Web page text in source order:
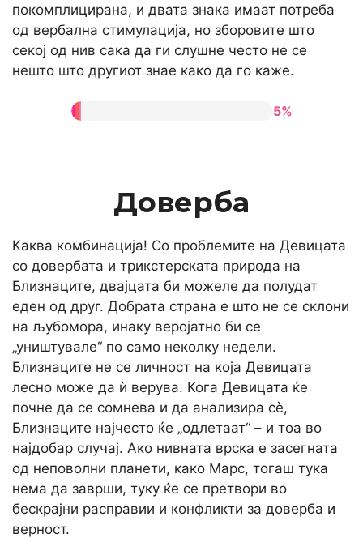
покомплицирана, и двата знака имаат потреба
од вербална стимулација, но зборовите што
секој од нив сака да ги слушне често не се
нешто што другиот знае како да го каже.
5%
Доверба
Каква комбинација! Со проблемите на Девицата
со довербата и трикстерската природа на
Близнаците, двајцата би можеле да полудат
еден од друг. Добрата страна е што не се склони
на љубомора, инаку веројатно би се
„уништувале“ по само неколку недели.
Близнаците не се личност на која Девицата
лесно може да ѝ верува. Кога Девицата ќе
почне да се сомнева и да анализира сè,
Близнаците најчесто ќе „одлетаат“ – и тоа во
најдобар случај. Ако нивната врска е засегната
од неповолни планети, како Марс, тогаш тука
нема да заврши, туку ќе се претвори во
бескрајни расправии и конфликти за доверба и
верност.